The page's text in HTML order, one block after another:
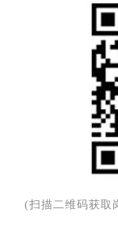
(扫描二维码获取